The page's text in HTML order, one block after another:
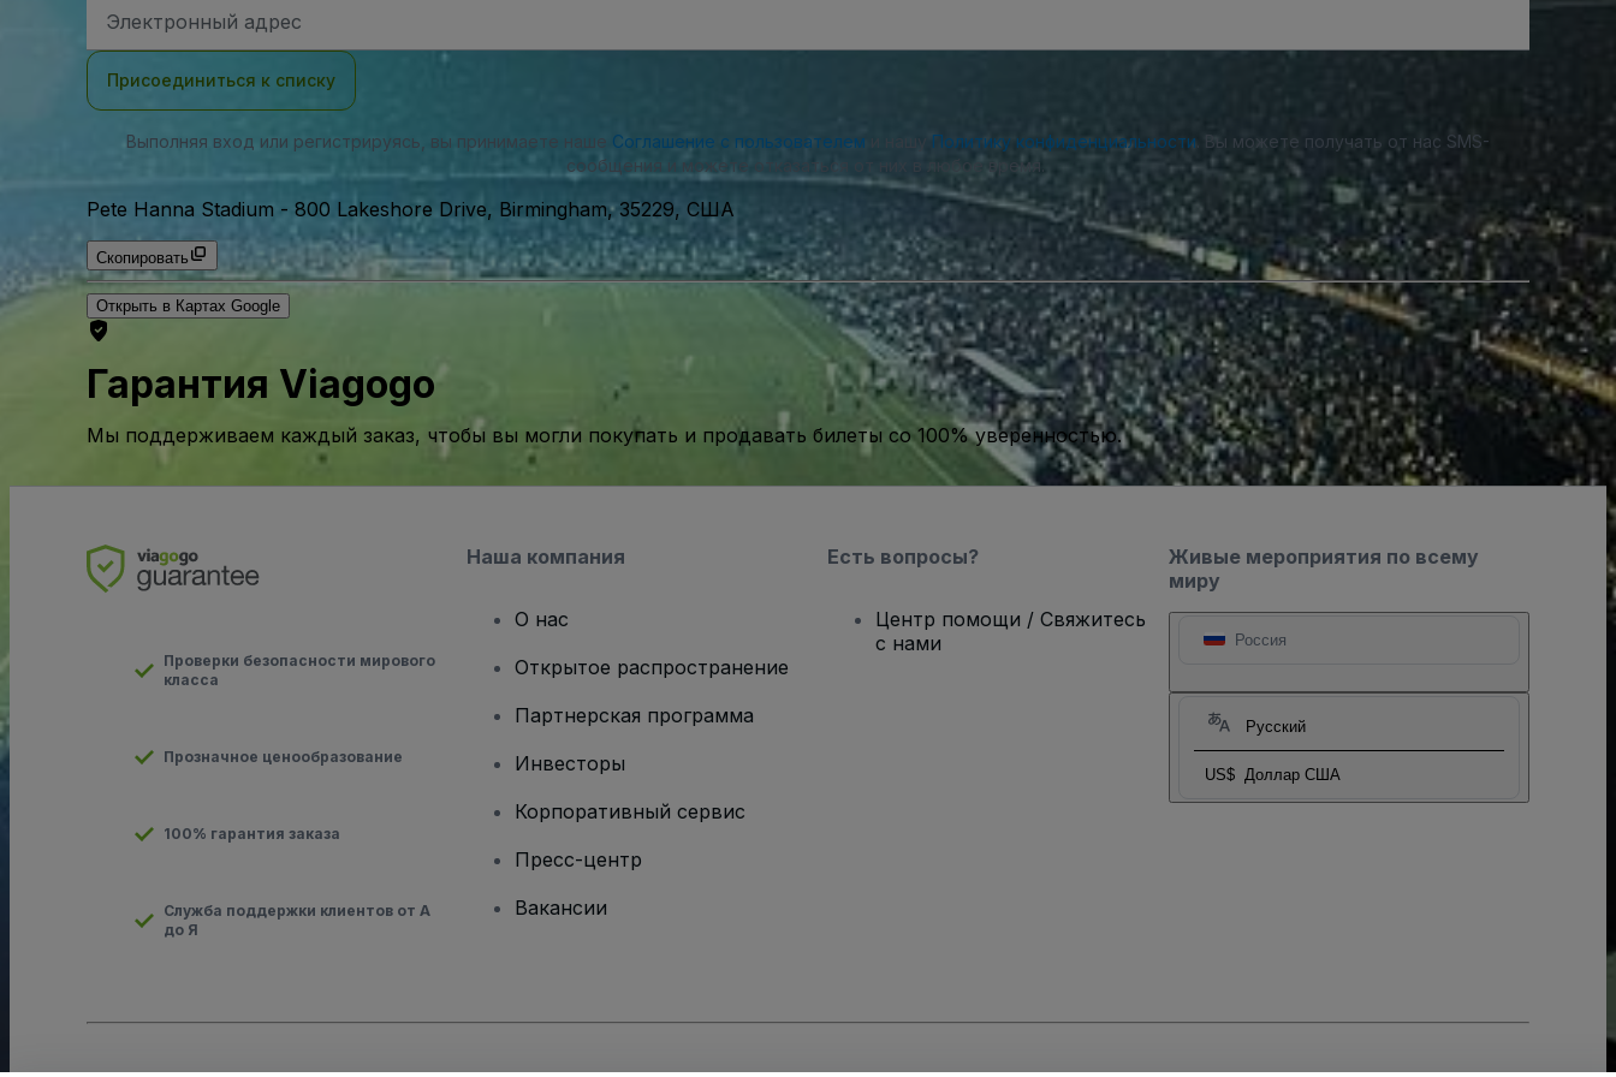
электронной
Присоединиться к списку
Выполняя вход или регистрируясь, вы принимаете наше Соглашение с пользователем Политику конфиденциальности. Вы можете получать от нас SMS-
сообщения и можете отказаться от них в любое время.
Pete Hanna Stadium - 800 Lakeshore Drive, Birmingham, 35229, США
Скопировать
Открыть в Картах Google
Гарантия Viagogo
Мы поддерживаем каждый заказ, чтобы вы могли покупать и продавать билеты со 100% уверенностью.
Живые мероприятия по всему
миру
Россия
Русский
US$ Доллар США
Проверки безопасности мирового
класса
Прозначное ценообразование
100% гарантия заказа
Служба поддержки клиентов от А
до Я
Наша компания
О нас
Открытое распространение
Партнерская программа
Инвесторы
Корпоративный сервис
Пресс-центр
Вакансии
Есть вопросы?
Центр помощи / Свяжитесь
с нами